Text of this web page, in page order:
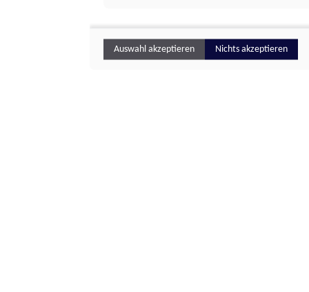
Auswahl akzeptieren Nichts akzeptieren